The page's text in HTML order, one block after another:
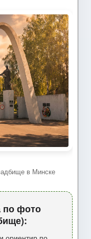
в Минске
по фото